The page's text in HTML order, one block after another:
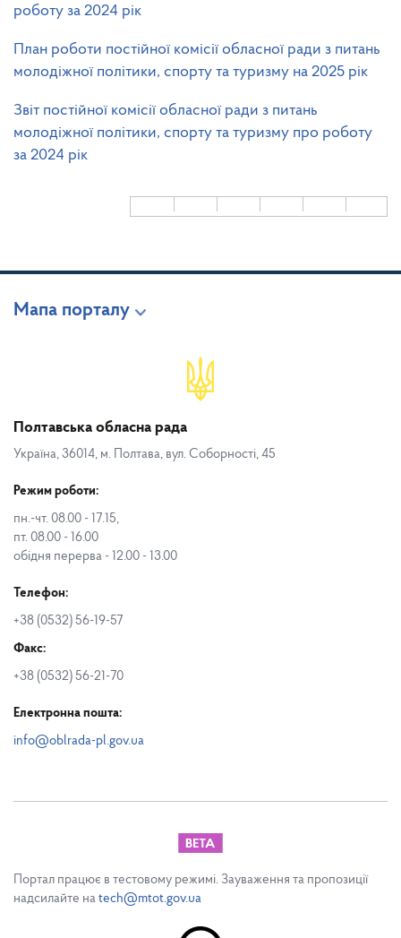
роботу за 2024 рік
План роботи постійної комісії обласної ради з питань
молодіжної політики, спорту та туризму на 2025 рік
Звіт постійної комісії обласної ради з питань
молодіжної політики, спорту та туризму про роботу
за 2024 рік
Мапа порталу
Полтавська обласна рада
Україна, 36014, м. Полтава, вул. Соборності, 45
Режим роботи:
пн.-чт. 08.00 - 17.15,
пт. 08.00 - 16.00
обідня перерва - 12.00 - 13.00
Телефон:
+38 (0532) 56-19-57
Факс:
+38 (0532) 56-21-70
Електронна пошта:
info@oblrada-pl.gov.ua
Портал працює в тестовому режимі. Зауваження та пропозиції
надсилайте на tech@mtot.gov.ua